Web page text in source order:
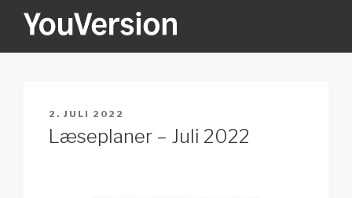
YOUVERSION
UDGIVET
DEN
2. JULI 2022
Læseplaner – Juli 2022